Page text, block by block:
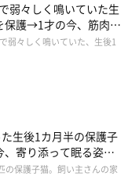
弱々しく鳴いていた生
保護→1才の今、筋肉質
成長
弱々しく鳴いていた、生後1
生後1カ月半の保護子
寄り添って眠る姿に
の保護子猫。飼い主さんの家